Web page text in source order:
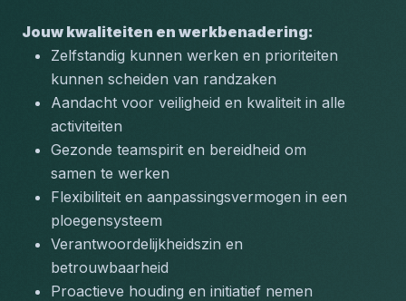
Jouw kwaliteiten en werkbenadering:
Zelfstandig kunnen werken en prioriteiten
kunnen scheiden van randzaken
Aandacht voor veiligheid en kwaliteit in alle
activiteiten
Gezonde teamspirit en bereidheid om
samen te werken
Flexibiliteit en aanpassingsvermogen in een
ploegensysteem
Verantwoordelijkheidszin en
betrouwbaarheid
Proactieve houding en initiatief nemen